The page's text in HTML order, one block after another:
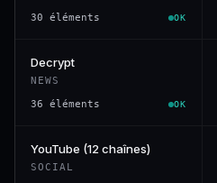
30 éléments OK
Decrypt
NEWS
36 éléments OK
YouTube (12 chaînes)
SOCIAL